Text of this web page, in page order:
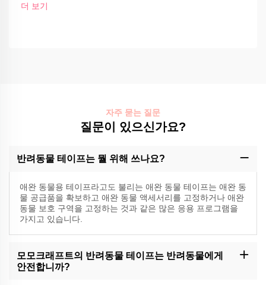
더 보기
자주 묻는 질문
질문이 있으신가요?
반려동물 테이프는 뭘 위해 쓰나요?
애완 동물용 테이프라고도 불리는 애완 동물 테이프는 애완 동
물 공급품을 확보하고 애완 동물 액세서리를 고정하거나 애완
동물 보호 구역을 고정하는 것과 같은 많은 응용 프로그램을
가지고 있습니다.
모모크래프트의 반려동물 테이프는 반려동물에게
안전합니까?